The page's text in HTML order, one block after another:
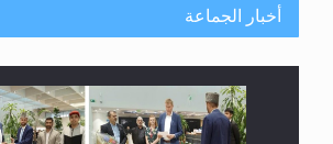
أخبار الجماعة